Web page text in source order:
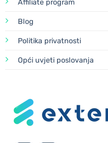
Affiliate program
Blog
Politika privatnosti
Opći uvjeti poslovanja